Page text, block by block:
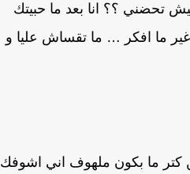
تحضني ؟؟ انا بعد ما حبيتك
ما افكر … ما تقساش عليا و
كتر ما بكون ملهوف اني اشوفك